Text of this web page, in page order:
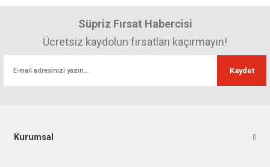
Süpriz Fırsat Habercisi
Ücretsiz kaydolun fırsatları kaçırmayın!
Kaydet
Kurumsal